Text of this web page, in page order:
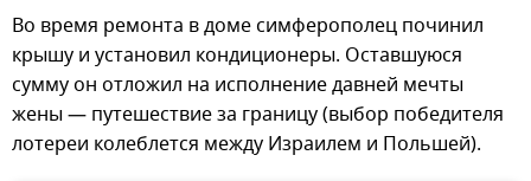
Во время ремонта в доме симферополец починил
крышу и установил кондиционеры. Оставшуюся
сумму он отложил на исполнение давней мечты
жены — путешествие за границу (выбор победителя
лотереи колеблется между Израилем и Польшей).